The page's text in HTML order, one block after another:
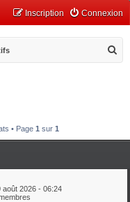
Connexion
Inscription
avancée
• Page 1 sur 1
août 2026 - 06:24